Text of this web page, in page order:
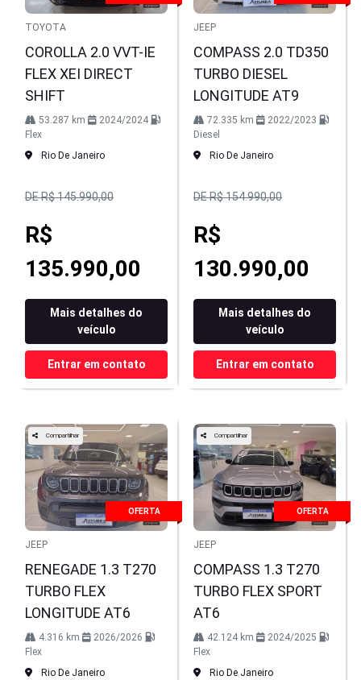
TOYOTA
COROLLA 2.0 VVT-IE
FLEX XEI DIRECT
SHIFT
53.287 km
2024/2024
Flex
Rio De Janeiro
DE R$ 145.990,00
R$
135.990,00
Mais detalhes do
veículo
Entrar em contato
JEEP
COMPASS 2.0 TD350
TURBO DIESEL
LONGITUDE AT9
72.335 km
2022/2023
Diesel
Rio De Janeiro
DE R$ 154.990,00
R$
130.990,00
Mais detalhes do
veículo
Entrar em contato
OFERTA
Compartilhar
JEEP
RENEGADE 1.3 T270
TURBO FLEX
LONGITUDE AT6
4.316 km
2026/2026
Flex
Rio De Janeiro
OFERTA
Compartilhar
JEEP
COMPASS 1.3 T270
TURBO FLEX SPORT
AT6
42.124 km
2024/2025
Flex
Rio De Janeiro